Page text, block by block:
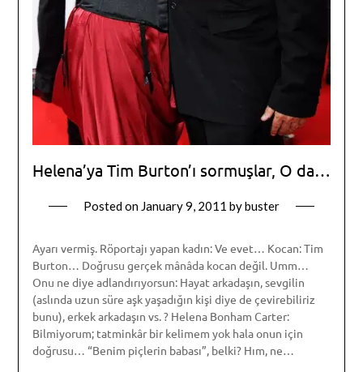
Helena’ya Tim Burton’ı sormuşlar, O da…
Posted on January 9, 2011 bybuster
Ayarı vermiş. Röportajı yapan kadın: Ve evet… Kocan: Tim
Burton… Doğrusu gerçek mânâda kocan değil. Umm…
Onu ne diye adlandırıyorsun: Hayat arkadaşın, sevgilin
(aslında uzun süre aşk yaşadığın kişi diye de çevirebiliriz
bunu), erkek arkadaşın vs. ? Helena Bonham Carter:
Bilmiyorum; tatminkâr bir kelimem yok hala onun için
doğrusu… “Benim piçlerin babası”, belki? Hım, ne…